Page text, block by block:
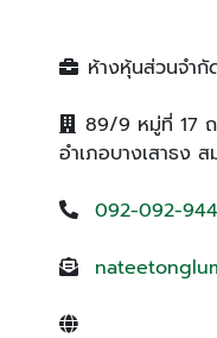
ห้างหุ้นส่วนจำ
89/9 หมู่ที่ 17 ถ
อำเภอบางเสาธง
092-092-